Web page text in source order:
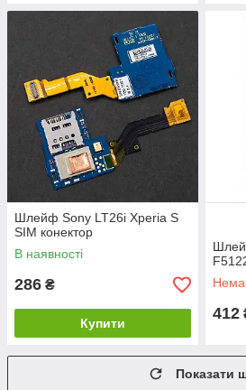
Шлейф Sony LT26i Xperia S
SIM конектор
В наявності
286 ₴
Купити
412
Показати